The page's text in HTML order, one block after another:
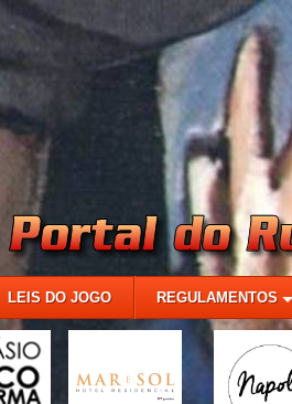
LEIS DO JOGO REGULAMENTOS